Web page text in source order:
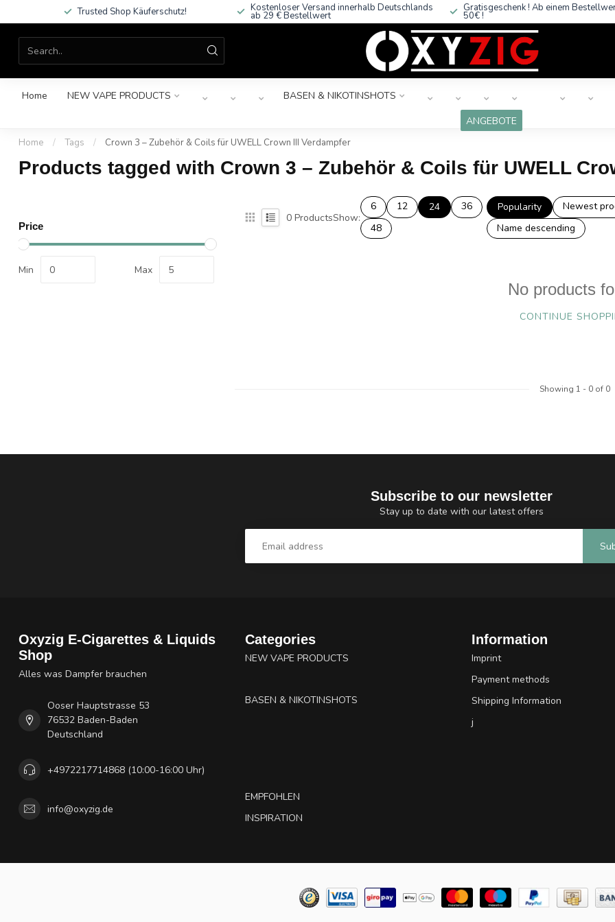
Trusted Shop Käuferschutz! Kostenloser Versand innerhalb Deutschlands
ab 29 € Bestellwert
Gratisgeschenk ! Ab einem
50€ !
Home NEW VAPE PRODUCTS BASEN & NIKOTINSHOTS
ANGEBOTE
Home / Tags / Crown 3 – Zubehör & Coils für UWELL Crown III Verdampfer
Products tagged with Crown 3 – Zubehör & Coils für UWELL
Price
Min Max
0 ProductsShow:
6 12 24
36
48
Popularity Newest
Name descending
No products
CONTINUE
Showing 1 - 0of 0
Subscribe to our newsletter
Stay up to date with our latest offers
Oxyzig E-Cigarettes & Liquids
Shop
Alles was Dampfer brauchen
Ooser Hauptstrasse 53
76532 Baden-Baden
Deutschland
+4972217714868 (10:00-16:00 Uhr)
info@oxyzig.de
Categories
NEW VAPE PRODUCTS
BASEN & NIKOTINSHOTS
EMPFOHLEN
INSPIRATION
Information
Imprint
Payment methods
Shipping Information
j